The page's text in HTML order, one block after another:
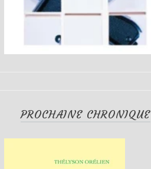
PROCHAINE CHRONIQUE